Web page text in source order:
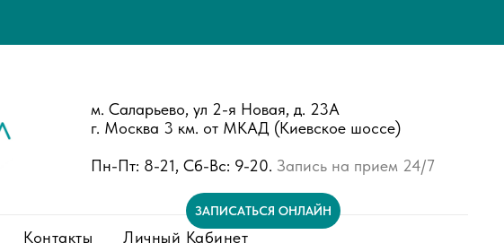
м. Саларьево, ул 2-я Новая, д. 23А
г. Москва 3 км. от МКАД (Киевское шоссе)
Пн-Пт: 8-21, Сб-Вс: 9-20. Запись на прием 24/7
ЗАПИСАТЬСЯ ОНЛАЙН
Контакты Личный Кабинет